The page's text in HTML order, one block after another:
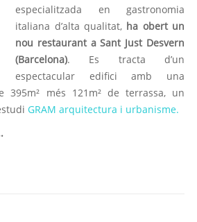
especialitzada en gastronomia
italiana d’alta qualitat, ha obert un
nou restaurant a Sant Just Desvern
(Barcelona). Es tracta d’un
espectacular edifici amb una
395m² més 121m² de terrassa, un
GRAM arquitectura i urbanisme.